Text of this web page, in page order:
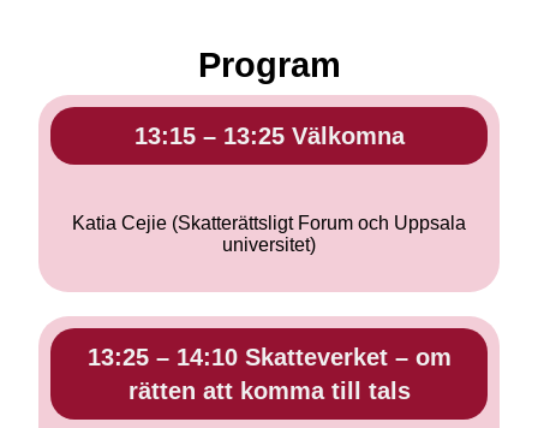
Program
13:15 – 13:25 Välkomna
Katia Cejie (Skatterättsligt Forum och Uppsala
universitet)
13:25 – 14:10 Skatteverket – om
rätten att komma till tals